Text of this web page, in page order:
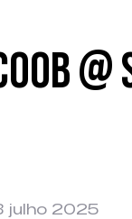
@
julho 2025